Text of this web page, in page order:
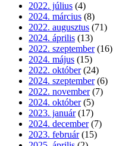
2022. július (4)
2024. március (8)
2022. augusztus (71)
2024. április (13)
2022. szeptember (16)
2024. május (15)
2022. október (24)
2024. szeptember (6)
2022. november (7)
2024. október (5)
2023. január (17)
2024. december (7)
2023. február (15)